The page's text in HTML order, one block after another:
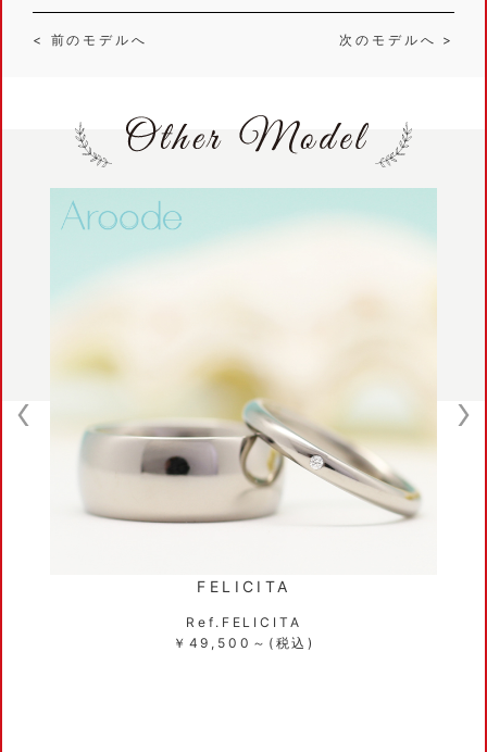
< 前のモデルへ 次のモデルへ >
FELICITA
Ref.FELICITA
￥49,500～(税込)